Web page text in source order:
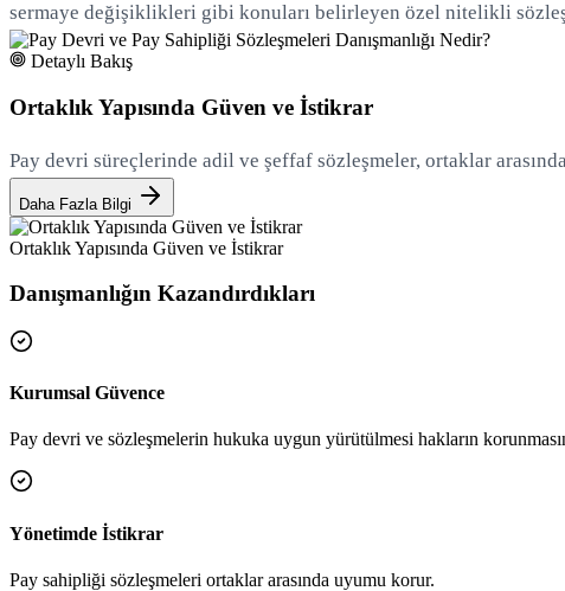
Yükleniyor...
sermaye değişiklikleri gibi konuları belirleyen özel nitelikli
Detaylı Bakış
Ortaklık Yapısında Güven ve İstikrar
Pay devri süreçlerinde adil ve şeffaf sözleşmeler, ortaklar
Daha Fazla Bilgi
Ortaklık Yapısında Güven ve İstikrar
Danışmanlığın Kazandırdıkları
Kurumsal Güvence
Pay devri ve sözleşmelerin hukuka uygun yürütülmesi hakların
Yönetimde İstikrar
Pay sahipliği sözleşmeleri ortaklar arasında uyumu korur.